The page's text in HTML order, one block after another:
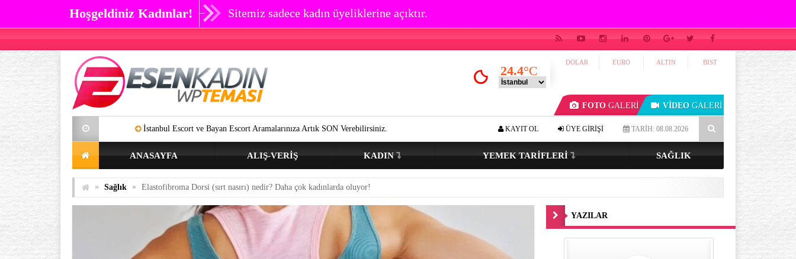
Hoşgeldiniz Kadınlar! Sitemiz sadece kadın üyeliklerine açıktır.
FOTO GALERİ VİDEO GALERİ
DOLAR EURO ALTIN BIST
24.4°C
İstanbul Escort ve Bayan Escort Aramalarınıza Artık SON Verebilirsiniz. Göz çevresi kırışıklık oluşumu kaç yaşında başlar? Açık tenli ve renkli gözlüyseniz… 4-7-8 tekniği ile uykuya dalmak
TARİH: 08.08.2026
ÜYE GİRİŞİ
KAYIT OL
ANASAYFA ALIŞ-VERIŞ KADIN YEMEK TARIFLERI SAĞLIK
» Sağlık » Elastofibroma Dorsi (sırt nasırı) nedir? Daha çok kadınlarda oluyor!
YAZILAR